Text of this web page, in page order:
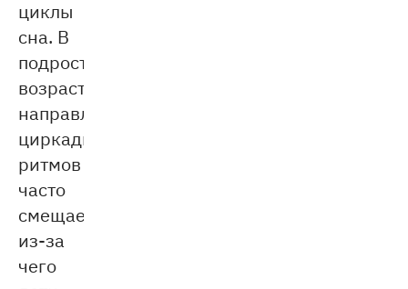
циклы
сна. В
подростковом
возрасте
направление
циркадных
ритмов
часто
смещается,
из-за
чего